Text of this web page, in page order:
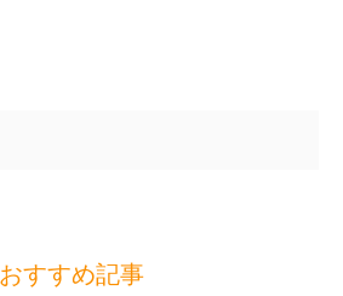
おすすめ記事